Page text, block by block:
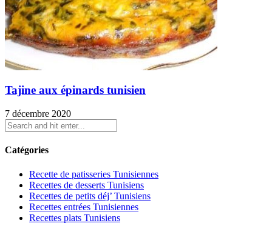
Tajine aux épinards tunisien
7 décembre 2020
Catégories
Recette de patisseries Tunisiennes
Recettes de desserts Tunisiens
Recettes de petits déj’ Tunisiens
Recettes entrées Tunisiennes
Recettes plats Tunisiens